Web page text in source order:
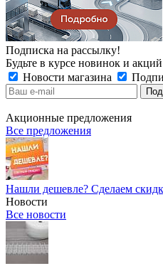
Подписка на рассылку!
Будьте в курсе новинок и акций
Новости магазина
Акционные предложения
Все предложения
Нашли дешевле? Сделаем
Новости
Все новости